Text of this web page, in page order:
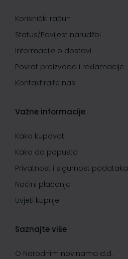
Korisnički račun
Status/Povijest narudžbi
Informacije o dostavi
Povrat proizvoda i reklamacije
Kontaktirajte nas
Važne informacije
Kako kupovati
Kako do popusta
Privatnost i sigurnost podataka
Načini plaćanja
Uvjeti kupnje
Saznajte više
O Narodnim novinama d.d.